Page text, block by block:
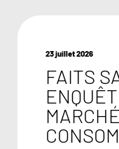
23 juillet 2026
FAITS